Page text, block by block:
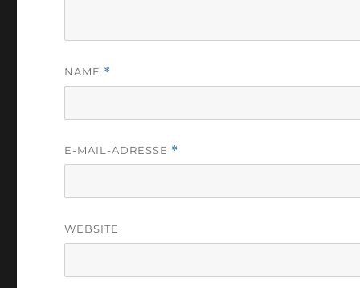
NAME *
E-MAIL-ADRESSE *
WEBSITE